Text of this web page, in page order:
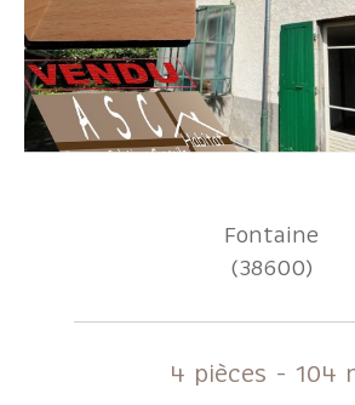
Fontaine
(38600)
4 pièces - 104